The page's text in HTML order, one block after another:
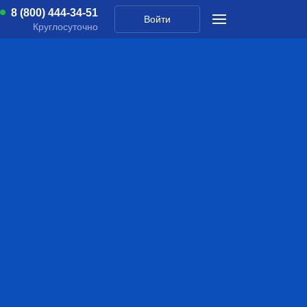
8 (800) 444-34-51
Круглосуточно
Войти